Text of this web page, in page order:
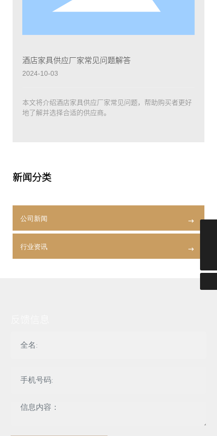
酒店家具供应厂家常见问题解答
2024-10-03
本文将介绍酒店家具供应厂家常见问题，帮助购买者更好
地了解并选择合适的供应商。
新闻分类
公司新闻
行业资讯